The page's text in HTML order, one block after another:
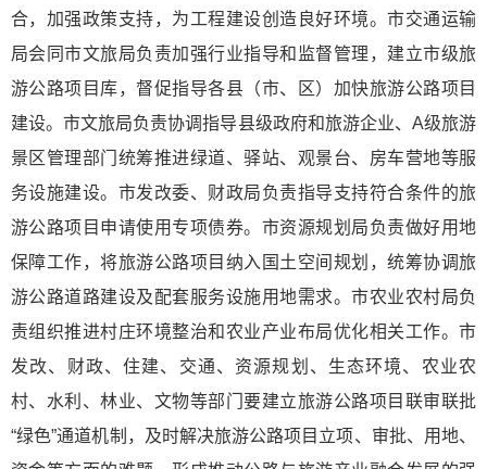
合，加强政策支持，为工程建设创造良好环境。市交通运输
局会同市文旅局负责加强行业指导和监督管理，建立市级旅
游公路项目库，督促指导各县（市、区）加快旅游公路项目
建设。市文旅局负责协调指导县级政府和旅游企业、A级旅游
景区管理部门统筹推进绿道、驿站、观景台、房车营地等服
务设施建设。市发改委、财政局负责指导支持符合条件的旅
游公路项目申请使用专项债券。市资源规划局负责做好用地
保障工作，将旅游公路项目纳入国土空间规划，统筹协调旅
游公路道路建设及配套服务设施用地需求。市农业农村局负
责组织推进村庄环境整治和农业产业布局优化相关工作。市
发改、财政、住建、交通、资源规划、生态环境、农业农
村、水利、林业、文物等部门要建立旅游公路项目联审联批
“绿色”通道机制，及时解决旅游公路项目立项、审批、用地、